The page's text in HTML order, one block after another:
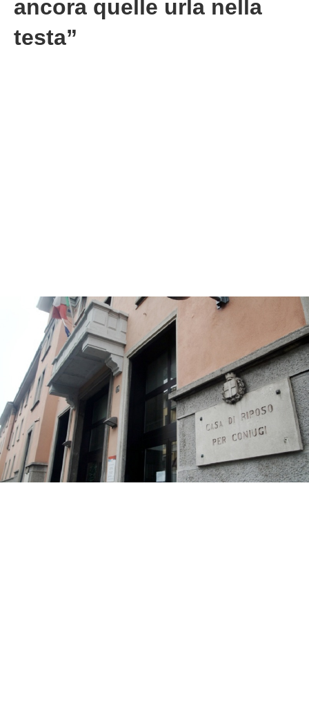
ancora quelle urla nella
testa”